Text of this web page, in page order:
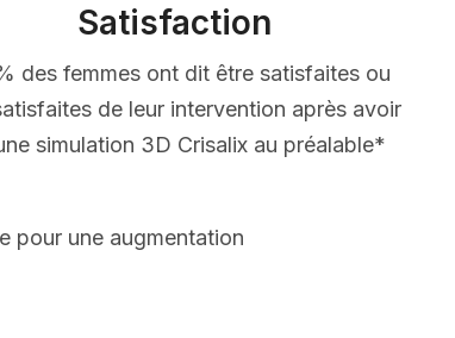
Satisfaction
des femmes ont dit être satisfaites ou
de leur intervention après avoir
simulation 3D Crisalix au préalable*
pour une augmentation